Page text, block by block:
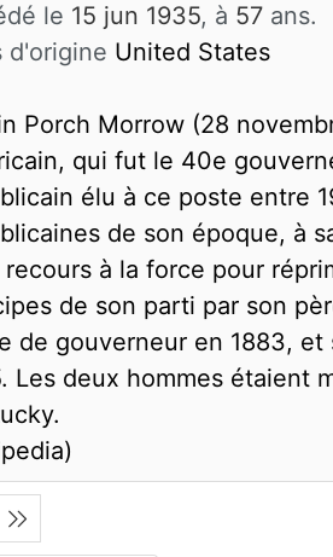
le 15 jun 1935, à 57 ans.
d'origine United States
Porch Morrow (28
qui fut le 40e
élu à ce poste entre
de son époque, à
à la force pour
de son parti par son
de gouverneur en 1883,
Les deux hommes étaient